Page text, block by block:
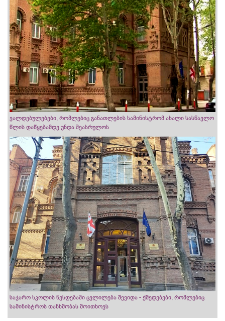
ვალდებულებები, რომლებიც განათლების სამინისტრომ ახალი სასწავლო
წლის დაწყებამდე უნდა შეასრულოს
საჯარო სკოლის წესდებაში ცვლილება შევიდა - ქმედებები, რომლებიც
სამინისტროს თანხმობას მოითხოვს